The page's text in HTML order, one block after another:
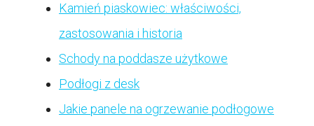
Kamień piaskowiec: właściwości,
zastosowania i historia
Schody na poddasze użytkowe
Podłogi z desk
Jakie panele na ogrzewanie podłogowe